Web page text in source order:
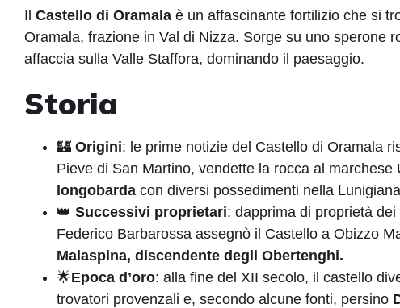
Il Castello di Oramala è un affascinante fortilizio che si
Oramala, frazione in Val di Nizza. Sorge su uno sperone
affaccia sulla Valle Staffora, dominando il paesaggio.
Storia
🏰 Origini: le prime notizie del Castello di Oramala
Pieve di San Martino, vendette la rocca al marchese
longobarda con diversi possedimenti nella
👑 Successivi proprietari: dapprima di proprietà dei
Federico Barbarossa assegnò il Castello a Obizzo
Malaspina, discendente degli Obertenghi.
🌟Epoca d’oro: alla fine del XII secolo, il castello
trovatori provenzali e, secondo alcune fonti, persino